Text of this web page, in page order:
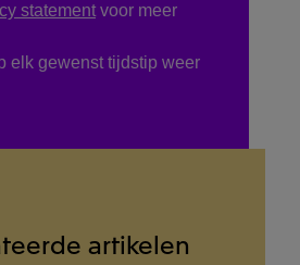
statementvoor meer
elk gewenst tijdstip weer
artikelen